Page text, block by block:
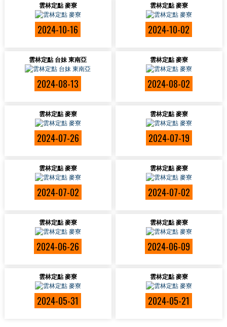
雲林定點 麥寮
2024-10-16
雲林定點 麥寮
2024-10-02
雲林定點 台妹 東南亞
2024-08-13
雲林定點 麥寮
2024-08-02
雲林定點 麥寮
2024-07-26
雲林定點 麥寮
2024-07-19
雲林定點 麥寮
2024-07-02
雲林定點 麥寮
2024-07-02
雲林定點 麥寮
2024-06-26
雲林定點 麥寮
2024-06-09
雲林定點 麥寮
2024-05-31
雲林定點 麥寮
2024-05-21